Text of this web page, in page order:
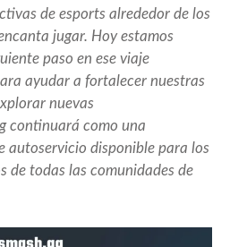
de esports alrededor de los
jugar. Hoy estamos
paso en ese viaje
ayudar a fortalecer nuestras
nuevas
continuará como una
autoservicio disponible para los
de todas las comunidades de